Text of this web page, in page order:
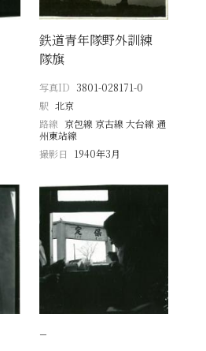
鉄道青年隊野外訓練
隊旗
写真ID 3801-028171-0
駅 北京
路線 京包線 京古線 大台線 通
州東站線
撮影日
1940年3月
−